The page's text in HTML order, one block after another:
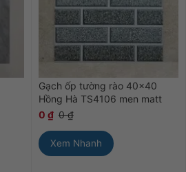
Gạch ốp tường rào 40×40
Hồng Hà TS4106 men matt
0 ₫ 0₫
Xem Nhanh